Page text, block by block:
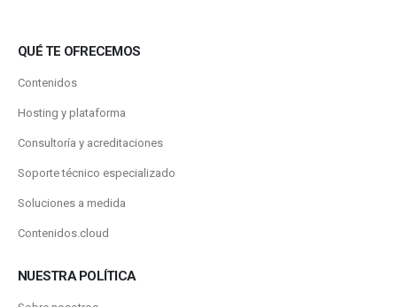
QUÉ TE OFRECEMOS
Contenidos
Hosting y plataforma
Consultoría y acreditaciones
Soporte técnico especializado
Soluciones a medida
Contenidos.cloud
NUESTRA POLÍTICA